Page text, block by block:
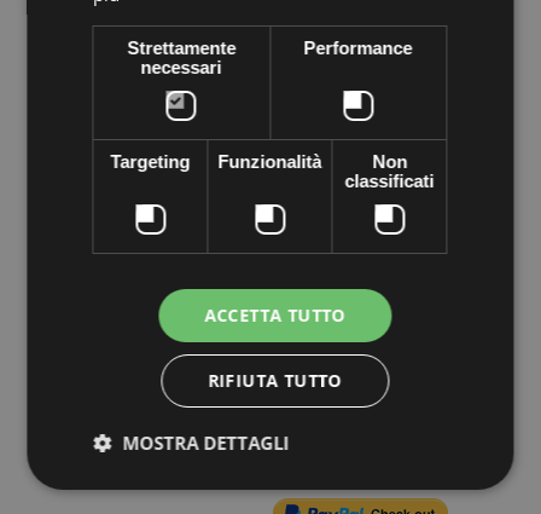
Volume discounts
Quantity Discount You Save
Up to€1,80
Shuttle sewing completely embedded in PRECIOSA Crystal
metallic crystal bezel mounted Shuttle form cezch genuine gold
color. At the bottom there are holes, sewing on any material to
make high fashion garments at home a figment of your
Strettamente
necessari
Performance
Targeting Funzionalità
Non
classificati
ACCETTA TUTTO
RIFIUTA TUTTO
MOSTRA DETTAGLI